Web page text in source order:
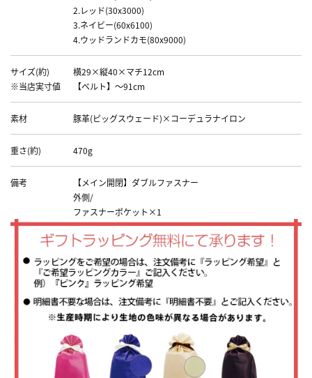
2.レッド(30x3000)
3.ネイビー(60x6100)
4.ウッドランドカモ(80x9000)
サイズ(約)
※当店実寸値
横29×縦40×マチ12cm
【ベルト】～91cm
素材 豚革(ピッグスウェード)×コーデュラナイロン
重さ(約) 470g
備考
【メイン開閉】ダブルファスナー
外側/
ファスナーポケット×1